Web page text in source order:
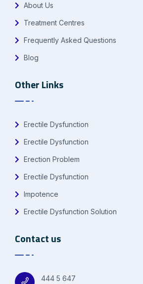
About Us
Treatment Centres
Frequently Asked Questions
Blog
Other Links
Erectile Dysfunction
Erectile Dysfunction
Erection Problem
Erectile Dysfunction
Impotence
Erectile Dysfunction Solution
Contact us
444 5 647